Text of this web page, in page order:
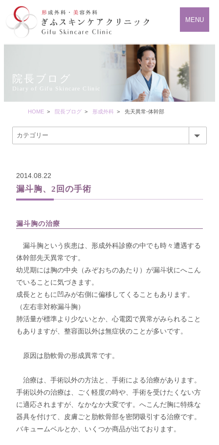
MENU
院長ブログ
Diary of Gifu Skincare Clinic
HOME> 院長ブログ> 形成外科 > 先天異常-体幹部
2014.08.22
漏斗胸、2回の手術
漏斗胸の治療
漏斗胸という疾患は、形成外科診療の中でも時々遭遇する
体幹部先天異常です。
幼児期には胸の中央（みぞおちのあたり）が漏斗状にへこん
でいることに気づきます。
成長とともに凹みが右側に偏移してくることもあります。
（左右非対称漏斗胸）
肺活量が標準より少ないとか、心電図で異常がみられること
もありますが、整容面以外は無症状のことが多いです。
原因は肋軟骨の形成異常です。
治療は、手術以外の方法と、手術による治療があります。
手術以外の治療は、ごく軽度の時や、手術を受けたくない方
に適応されますが、なかなか大変です。へこんだ胸に特殊な
器具を付けて、皮膚ごと肋軟骨部を密閉吸引する治療です。
バキュームベルとか、いくつか商品が出ております。